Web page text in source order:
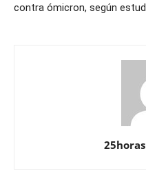
contra ómicron, según